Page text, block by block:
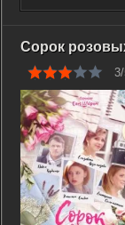
Сорок